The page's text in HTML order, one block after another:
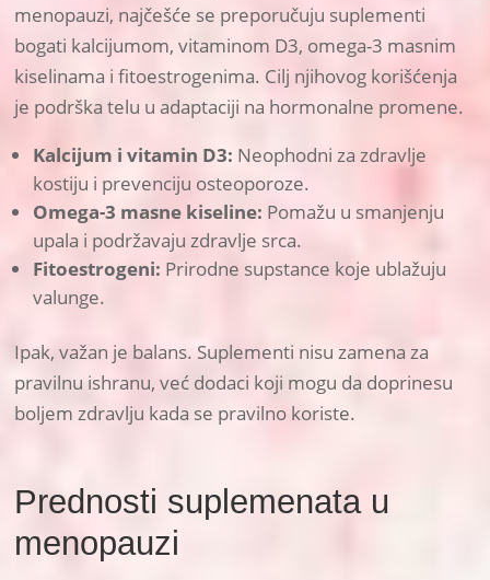
menopauzi, najčešće se preporučuju suplementi
bogati kalcijumom, vitaminom D3, omega-3 masnim
kiselinama i fitoestrogenima. Cilj njihovog korišćenja
je podrška telu u adaptaciji na hormonalne promene.
Kalcijum i vitamin D3: Neophodni za zdravlje
kostiju i prevenciju osteoporoze.
Omega-3 masne kiseline: Pomažu u smanjenju
upala i podržavaju zdravlje srca.
Fitoestrogeni: Prirodne supstance koje ublažuju
valunge.
Ipak, važan je balans. Suplementi nisu zamena za
pravilnu ishranu, već dodaci koji mogu da doprinesu
boljem zdravlju kada se pravilno koriste.
Prednosti suplemenata u
menopauzi